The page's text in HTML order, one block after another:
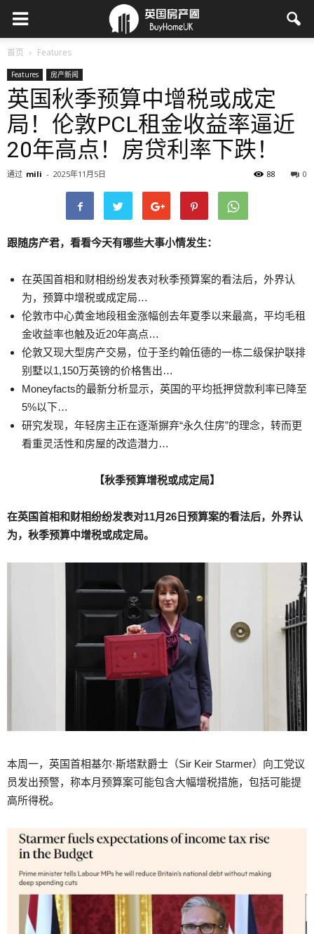
首页 Features
Features 房产新闻
英国秋季预算中增税或成定
局！伦敦PCL租金收益率逼近
20年高点！房贷利率下跌！
通过 mili - 2025年11月5日 0
88
跟随房产君，看看今天有哪些大事小情发生：
在英国首相和财相纷纷发表对秋季预算案的看法后，外界认
为，预算中增税或成定局…
伦敦市中心黄金地段租金涨幅创去年夏季以来最高，平均毛租
金收益率也触及近20年高点…
伦敦又现大型房产交易，位于圣约翰伍德的一栋二级保护联排
别墅以1,150万英镑的价格售出…
Moneyfacts的最新分析显示，英国的平均抵押贷款利率已降至
5%以下…
研究发现，年轻房主正在逐渐摒弃“永久住房”的理念，转而更
看重灵活性和房屋的改造潜力…
【秋季预算增税或成定局】
在英国首相和财相纷纷发表对11月26日预算案的看法后，外界认
为，秋季预算中增税或成定局。
本周一，英国首相基尔·斯塔默爵士（Sir Keir Starmer）向工党议
员发出预警，称本月预算案可能包含大幅增税措施，包括可能提
高所得税。